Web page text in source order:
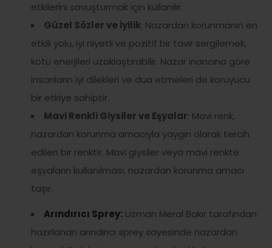
etkilerini savuşturmak için kullanılır.
Güzel Sözler ve İyilik: Nazardan korunmanın en
etkili yolu, iyi niyetli ve pozitif bir tavır sergilemek,
kötü enerjileri uzaklaştırabilir. Nazar inancına göre
insanların iyi dilekleri ve dua etmeleri de koruyucu
bir etkiye sahiptir.
Mavi Renkli Giysiler ve Eşyalar: Mavi renk,
nazardan korunma amacıyla yaygın olarak tercih
edilen bir renktir. Mavi giysiler veya mavi renkte
eşyaların kullanılması, nazardan korunma amacı
taşır.
Arındırıcı Sprey: Uzman Meral Bakır tarafından
hazırlanan arındırıcı sprey sayesinde nazardan